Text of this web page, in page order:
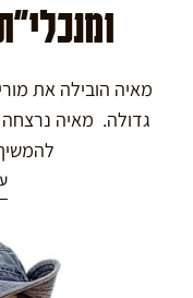
מאיה הובילה את